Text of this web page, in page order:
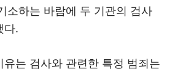
소하는 바람에 두 기관의 검사
다.
유는 검사와 관련한 특정 범죄는